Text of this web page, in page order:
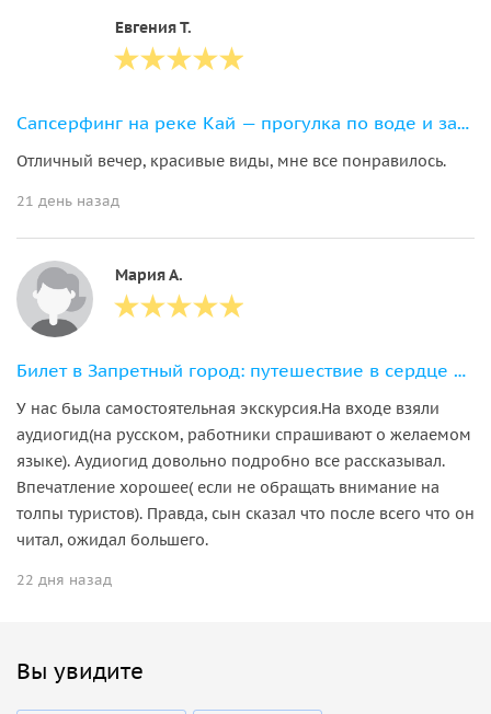
Евгения Т.
Сапсерфинг на реке Кай — прогулка по воде и закат
Отличный вечер, красивые виды, мне все понравилось.
21 день назад
Мария А.
Билет в Запретный город: путешествие в сердце императорского Китая
У нас была самостоятельная экскурсия.На входе взяли
аудиогид(на русском, работники спрашивают о желаемом
языке). Аудиогид довольно подробно все рассказывал.
Впечатление хорошее( если не обращать внимание на
толпы туристов). Правда, сын сказал что после всего что он
читал, ожидал большего.
22 дня назад
Вы увидите